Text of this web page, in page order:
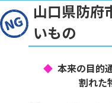
山口県防府
いもの
本来の目的
割れた